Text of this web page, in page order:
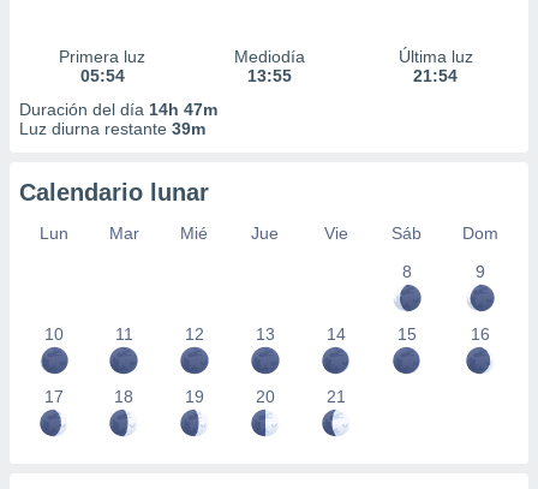
Primera luz
05:54
Mediodía
13:55
Última luz
21:54
Duración del día 14h 47m
Luz diurna restante 39m
Calendario lunar
Lun Mar Mié Jue Vie Sáb
Dom
8
9
10 11 12 13 14 15 16
17 18 19 20 21